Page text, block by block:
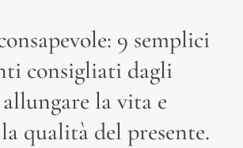
9 semplici
consigliati dagli
la vita e
qualità del presente.